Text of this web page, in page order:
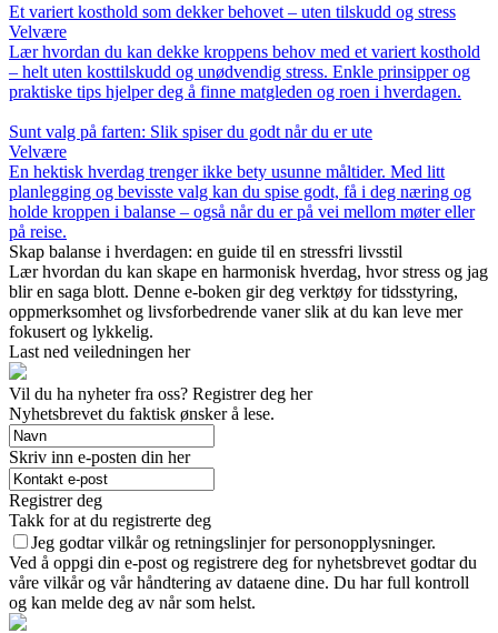
Et variert kosthold som dekker behovet – uten tilskudd og stress
Velvære
Lær hvordan du kan dekke kroppens behov med et variert kosthold
– helt uten kosttilskudd og unødvendig stress. Enkle prinsipper og
praktiske tips hjelper deg å finne matgleden og roen i hverdagen.
Sunt valg på farten: Slik spiser du godt når du er ute
Velvære
En hektisk hverdag trenger ikke bety usunne måltider. Med litt
planlegging og bevisste valg kan du spise godt, få i deg næring og
holde kroppen i balanse – også når du er på vei mellom møter eller
på reise.
Skap balanse i hverdagen: en guide til en stressfri livsstil
Lær hvordan du kan skape en harmonisk hverdag, hvor stress og jag
blir en saga blott. Denne e-boken gir deg verktøy for tidsstyring,
oppmerksomhet og livsforbedrende vaner slik at du kan leve mer
fokusert og lykkelig.
Last ned veiledningen her
Vil du ha nyheter fra oss? Registrer deg her
Nyhetsbrevet du faktisk ønsker å lese.
Skriv inn e-posten din her
Registrer deg
Takk for at du registrerte deg
Jeg godtar vilkår og retningslinjer for personopplysninger.
Ved å oppgi din e-post og registrere deg for nyhetsbrevet godtar du
våre vilkår og vår håndtering av dataene dine. Du har full kontroll
og kan melde deg av når som helst.